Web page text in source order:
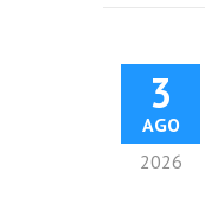
3
AGO
2026